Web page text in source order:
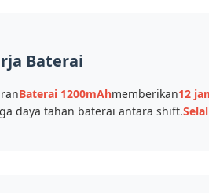
Baterai
Baterai 1200mAhmemberikan12
daya tahan baterai antara shift.